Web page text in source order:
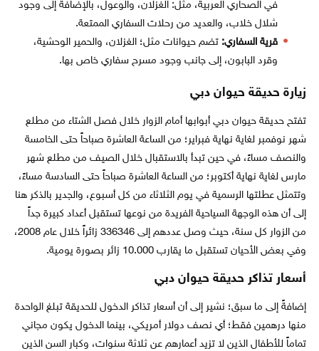
في الصحاري العربية، مثل: الغزلان، والوعول، بالإضافة إلى وجود
شلال خلاب، والعديد من رحلات السفاري الممتعة.
قرية السفاري: تضم حيوانات مثل؛ الغزلان، والحمير الوحشية،
وقرد البابون، إلى جانب وجود مسرح سفاري خاص بها.
زيارة حديقة حيوان دبي
تفتح حديقة حيوان دبي أبوابها أمام الزوار خلال فصل الشتاء من مطلع
شهر نوفمبر لغاية نهاية فبراير؛ من الساعة العاشرة صباحاً حتى الخامسة
والنصف مساءً، في حين تبدأ بالاستقبال خلال الصيف من مطلع شهر
مارس لغاية نهاية أكتوبر؛ من الساعة العاشرة صباحاً حتى السادسة مساءً،
وتتمثل عطلتها الرسمية في يوم الثلاثاء من كل أسبوع، والجدير بالذكر هنا
إلى أن هذه الوجهة السياحية الفريدة من نوعها تستقبل أعداد كبيرة جداً
من الزوار كل سنة، حيث وصل عددهم إلى 336346 زائراً خلال عام 2008،
وفي بعض الأحيان تستقبل ما يقارب 10.000 زائر بصورة يومية.
أسعار تذاكر حديقة حيوان دبي
إضافةً إلى ما سبق؛ نشير إلى أن أسعار تذاكر الدخول للحديقة تبلغ الواحدة
منها درهمين فقط؛ أي نصف دولار أمريكي، بينما الدخول يكون مجاني
تماماً للأطفال الذين لا تزيد أعمارهم عن ثلاثة سنوات، وكبار السن الذين